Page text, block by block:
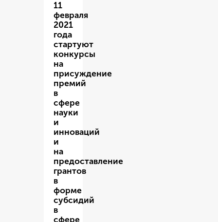
11
февраля
2021
года
стартуют
конкурсы
на
присуждение
премий
в
сфере
науки
и
инноваций
и
на
предоставление
грантов
в
форме
субсидий
в
сфере